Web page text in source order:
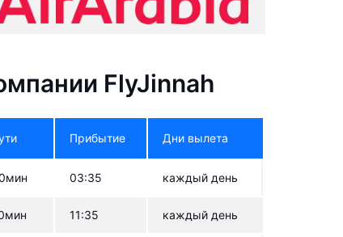
FlyJinnah
Прибытие Дни вылета
03:35 каждый день
11:35 каждый день